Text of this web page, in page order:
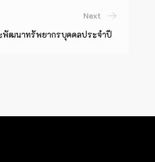
Next
พัฒนาทรัพยากรบุคคลประจำปี